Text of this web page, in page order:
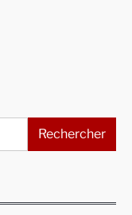
Rechercher